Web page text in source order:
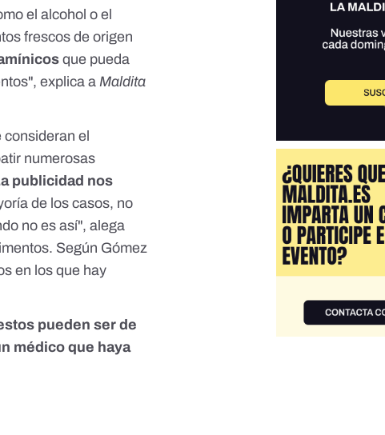
el alcohol o el
frescos de origen
que pueda
explica a Maldita
consideran el
numerosas
publicidad nos
de los casos, no
no es así", alega
Según Gómez
en los que hay
pueden ser de
médico que haya